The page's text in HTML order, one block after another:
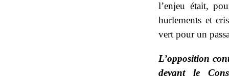
l’enjeu était,
hurlements et
vert pour un
L’opposition
devant le